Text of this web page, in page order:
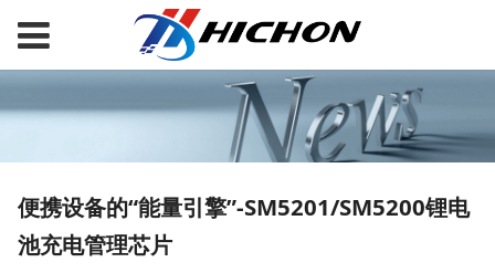
便携设备的“能量引擎”-SM5201/SM5200锂电
池充电管理芯片